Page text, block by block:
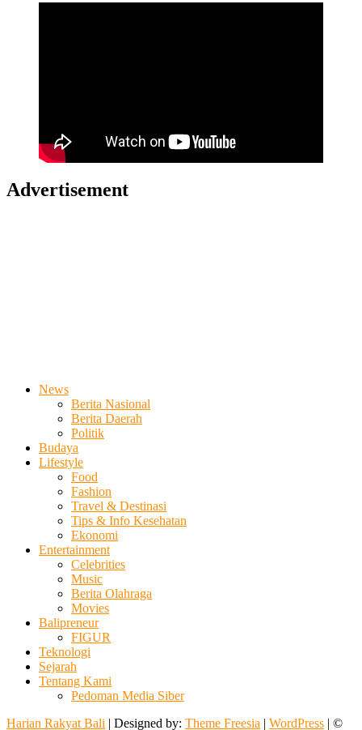
Advertisement
News
Berita Nasional
Berita Daerah
Politik
Budaya
Lifestyle
Food
Fashion
Travel & Destinasi
Tips & Info Kesehatan
Ekonomi
Entertainment
Celebrities
Music
Berita Olahraga
Movies
Balipreneur
FIGUR
Teknologi
Sejarah
Tentang Kami
Pedoman Media Siber
Harian Rakyat Bali | Designed by: Theme Freesia | WordPress | ©